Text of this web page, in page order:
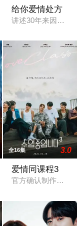
给你爱情处方
讲述30年来因恶缘
能力的具天（南柱赫
全16集 3.0
爱情同课程3
官方确认制作第三